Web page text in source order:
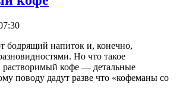
бодрящий напиток и, конечно,
Но что такое
кофе — детальные
поводу дадут разве что «кофеманы со